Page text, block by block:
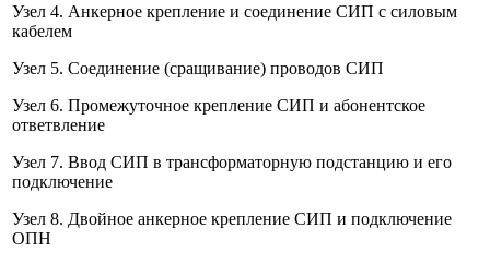
Узел 4. Анкерное крепление и соединение СИП с силовым
кабелем
Узел 5. Соединение (сращивание) проводов СИП
Узел 6. Промежуточное крепление СИП и абонентское
ответвление
Узел 7. Ввод СИП в трансформаторную подстанцию и его
подключение
Узел 8. Двойное анкерное крепление СИП и подключение
ОПН